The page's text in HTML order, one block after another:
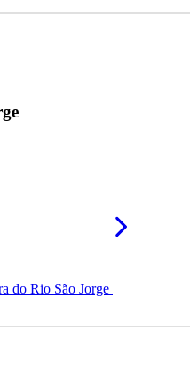
do Rio São Jorge